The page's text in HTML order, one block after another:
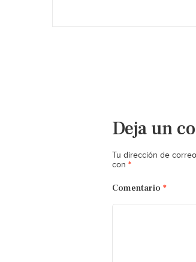
Deja un
Tu dirección de
con *
Comentario *